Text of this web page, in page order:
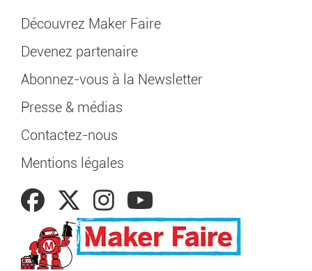
Découvrez Maker Faire
Devenez partenaire
Abonnez-vous à la Newsletter
Presse & médias
Contactez-nous
Mentions légales